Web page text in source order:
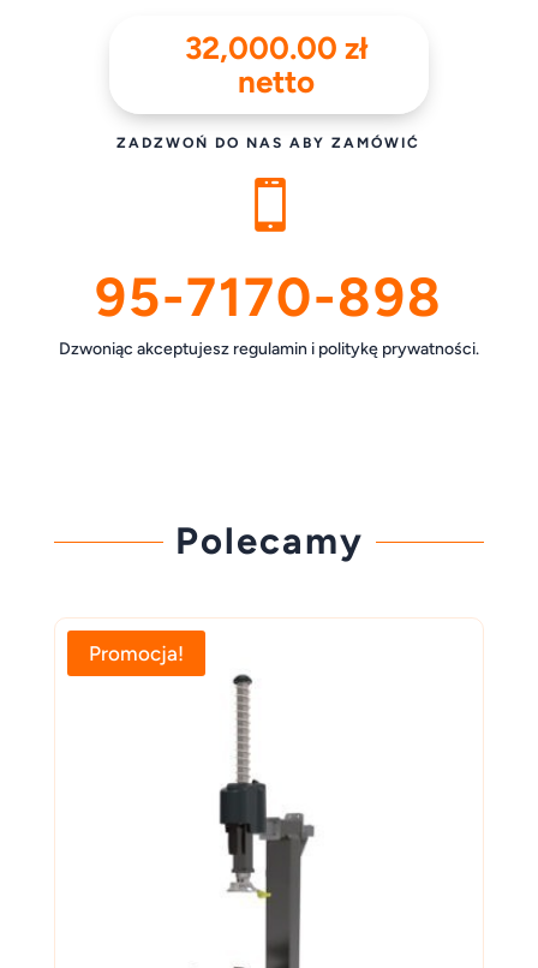
32,000.00 zł
netto
ZADZWOŃ DO NAS ABY ZAMÓWIĆ

95-7170-898
Dzwoniąc akceptujesz regulamin i politykę prywatności.
Polecamy
Promocja!